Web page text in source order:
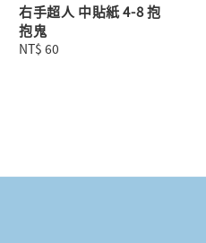
右手超人 中貼紙 4-8 抱
抱鬼
Regular
NT$ 60